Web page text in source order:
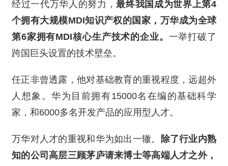
经过一代万华人的努力，最终我国成为世界上第4
个拥有大规模MDI知识产权的国家，万华成为全球
第6家拥有MDI核心生产技术的企业。 一举打破了
跨国巨头设置的技术壁垒。
任正非曾透露，他对基础教育的重视程度，远超外
人想象。华为目前拥有15000名在编的基础科学
家，和6000多名开发产品的应用型人才。
万华对人才的重视和华为如出一辙。
除了行业内熟
知的公司高层三顾茅庐请来博士等高端人才之外，